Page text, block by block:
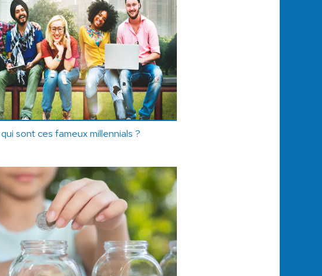
sont ces fameux millennials ?